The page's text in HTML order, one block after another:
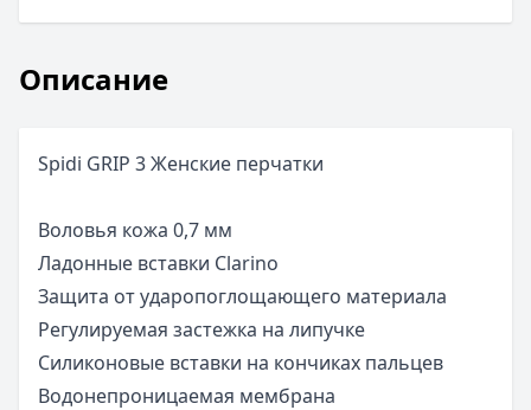
Описание
Spidi GRIP 3 Женские перчатки
Воловья кожа 0,7 мм
Ладонные вставки Clarino
Защита от ударопоглощающего материала
Регулируемая застежка на липучке
Силиконовые вставки на кончиках пальцев
Водонепроницаемая мембрана